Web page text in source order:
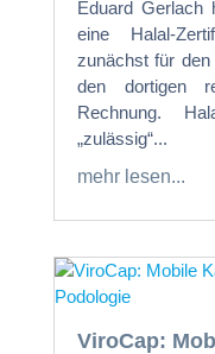
Eduard Gerlach
eine Halal-
zunächst für
den dortigen
Rechnung.
„zulässig“...
mehr lesen...
ViroCap: